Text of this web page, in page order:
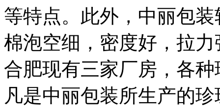
等特点。此外，中丽包
棉泡空细，密度好，拉
合肥现有三家厂房，各
凡是中丽包装所生产的